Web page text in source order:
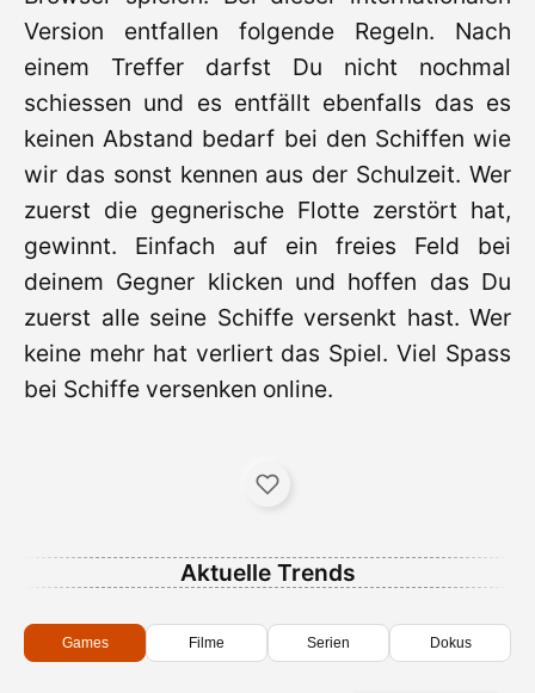
Version entfallen folgende Regeln. Nach
einem Treffer darfst Du nicht nochmal
schiessen und es entfällt ebenfalls das es
keinen Abstand bedarf bei den Schiffen wie
wir das sonst kennen aus der Schulzeit. Wer
zuerst die gegnerische Flotte zerstört hat,
gewinnt. Einfach auf ein freies Feld bei
deinem Gegner klicken und hoffen das Du
zuerst alle seine Schiffe versenkt hast. Wer
keine mehr hat verliert das Spiel. Viel Spass
bei Schiffe versenken online.
Aktuelle Trends
Games Filme Serien Dokus